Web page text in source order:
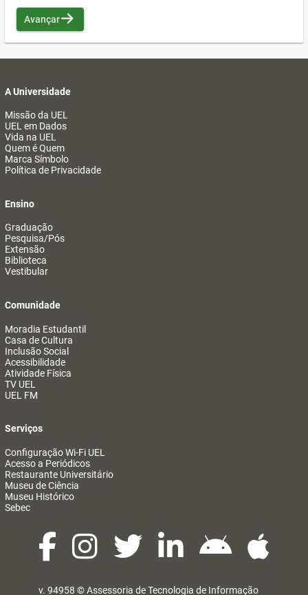
Avançar
A Universidade
Missão da UEL
UEL em Dados
Vida na UEL
Quem é Quem
Marca Símbolo
Política de Privacidade
Ensino
Graduação
Pesquisa/Pós
Extensão
Biblioteca
Vestibular
Comunidade
Moradia Estudantil
Casa de Cultura
Inclusão Social
Acessibilidade
Atividade Física
TV UEL
UEL FM
Serviços
Configuração Wi-Fi UEL
Acesso a Periódicos
Restaurante Universitário
Museu de Ciência
Museu Histórico
Sebec
v. 94958 ©Assessoria de Tecnologia de Informação